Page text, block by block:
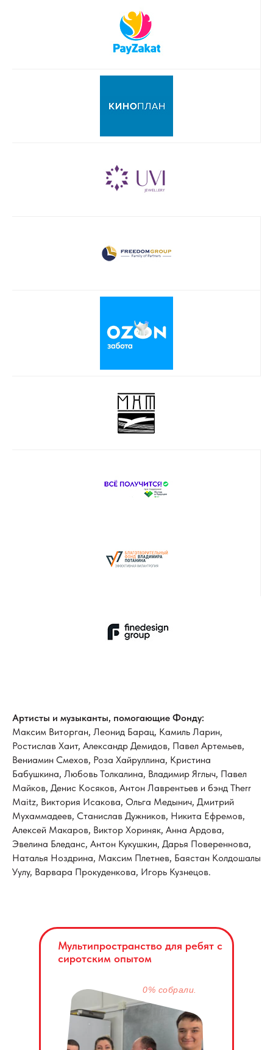
Артисты и музыканты, помогающие Фонду:
Максим Виторган, Леонид Барац, Камиль Ларин,
Ростислав Хаит, Александр Демидов, Павел Артемьев,
Вениамин Смехов, Роза Хайруллина, Кристина
Бабушкина, Любовь Толкалина, Владимир Яглыч, Павел
Майков, Денис Косяков, Антон Лаврентьев и бэнд Therr
Maitz, Виктория Исакова, Ольга Медынич, Дмитрий
Мухаммадеев, Станислав Дужников, Никита Ефремов,
Алексей Макаров, Виктор Хориняк, Анна Ардова,
Эвелина Бледанс, Антон Кукушкин, Дарья Повереннова,
⁠Наталья Ноздрина, Максим Плетнев, Баястан Колдошалы
Уулу, Варвара Прокуденкова, Игорь Кузнецов.
Мультипространство для ребят с
сиротским опытом
0% собрали.